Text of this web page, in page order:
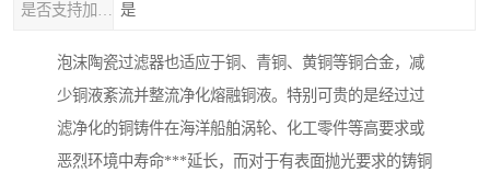
是
泡沫陶瓷过滤器也适应于铜、青铜、黄铜等铜合金，减
少铜液紊流并整流净化熔融铜液。特别可贵的是经过过
滤净化的铜铸件在海洋船舶涡轮、化工零件等高要求或
恶烈环境中寿命***延长，而对于有表面抛光要求的铸铜